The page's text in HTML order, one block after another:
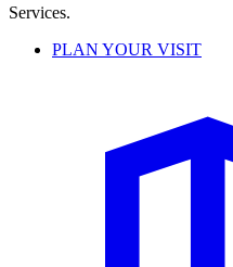
Services.
PLAN YOUR VISIT